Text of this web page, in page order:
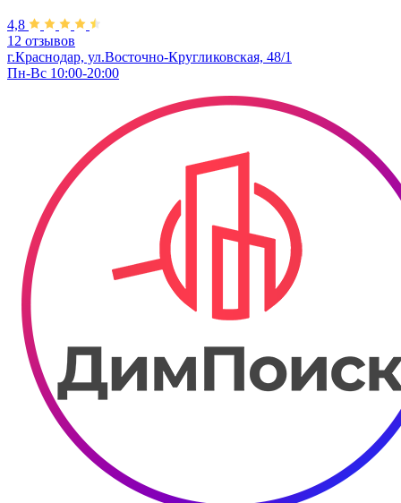
4,8
12 отзывов
г.Краснодар, ул.Восточно-Кругликовская, 48/1
Пн-Вс 10:00-20:00